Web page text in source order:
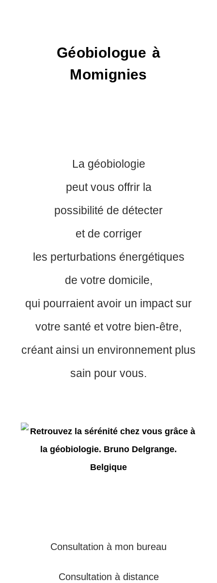
Géobiologue à
Momignies
La géobiologie
peut vous offrir la
possibilité de détecter
et de corriger
les perturbations énergétiques
de votre domicile,
qui pourraient avoir un impact sur
votre santé et votre bien-être,
créant ainsi un environnement plus
sain pour vous.
Consultation à mon bureau
Consultation à distance